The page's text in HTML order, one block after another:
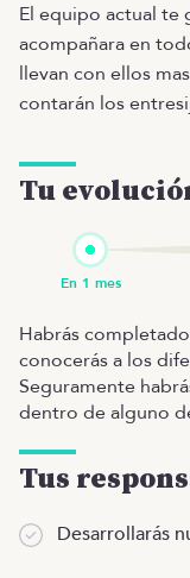
El equipo actual te
acompañara en
llevan con ellos
contarán los
Tu
Habrás
conocerás a los
Seguramente
dentro de alguno
Tus
Desarrollarás